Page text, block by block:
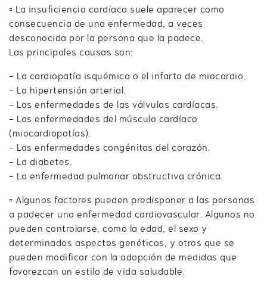
▫️ La insuficiencia cardíaca suele aparecer como
consecuencia de una enfermedad, a veces
desconocida por la persona que la padece.
Las principales causas son:
- La cardiopatía isquémica o el infarto de miocardio.
- La hipertensión arterial.
- Las enfermedades de las válvulas cardíacas.
- Las enfermedades del músculo cardíaco
(miocardiopatías).
- Las enfermedades congénitas del corazón.
- La diabetes.
- La enfermedad pulmonar obstructiva crónica.
▫️ Algunos factores pueden predisponer a las personas
a padecer una enfermedad cardiovascular. Algunos no
pueden controlarse, como la edad, el sexo y
determinados aspectos genéticos, y otros que se
pueden modificar con la adopción de medidas que
favorezcan un estilo de vida saludable.